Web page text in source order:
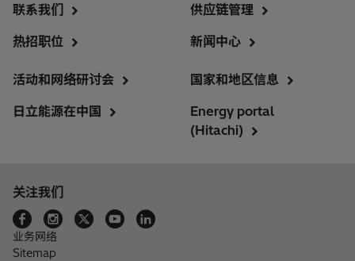
联系我们
热招职位
供应链管理
新闻中心
活动和网络研讨会
日立能源在中国
国家和地区信息
Energy portal
(Hitachi)
关注我们
业务网络
Sitemap